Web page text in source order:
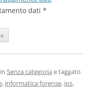
dati *
Senza categoria e taggato
, informatica forense, ios,